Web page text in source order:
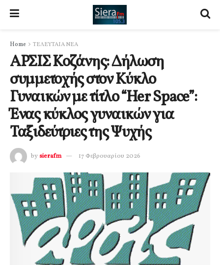
Home ΤΕΛΕΥΤΑΙΑ ΝΕΑ
ΑΡΣΙΣ Κοζάνης: Δήλωση
συμμετοχής στον Κύκλο
Γυναικών με τίτλο “Her Space”:
Ένας κύκλος γυναικών για
Ταξιδεύτριες της Ψυχής
by sierafm 17 Φεβρουαρίου 2026